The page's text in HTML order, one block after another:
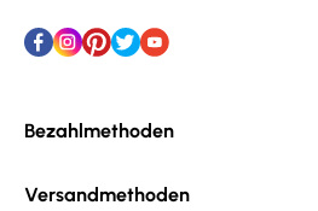
Bezahlmethoden
Versandmethoden